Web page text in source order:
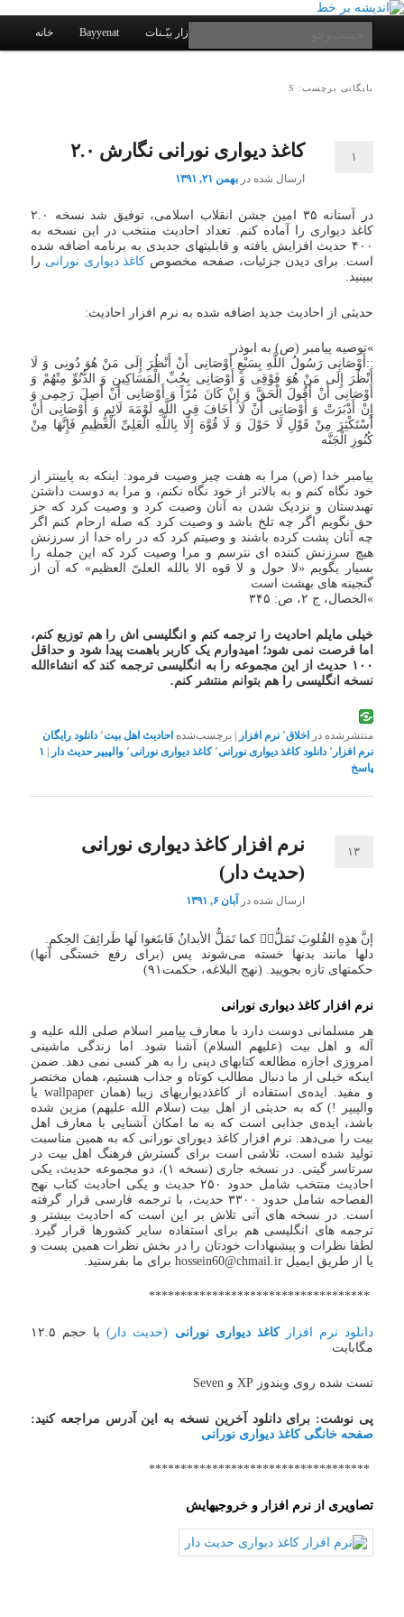
پرش
اصلی
پرش
ثانویه
اندیشه بر خط
یادداشتهای یک معلم در باب زندگی، اخلاق، اخبار، علم و سیاست
فهرست
خانه Bayyenat نرم افزار بیّـنات
بایگانی برچسب: S
کاغذ دیواری نورانی نگارش ۲.۰
ارسال شده دربهمن ۲۱, ۱۳۹۱
۱
در آستانه ۳۵ امین جشن انقلاب اسلامی، توفیق شد نسخه ۲.۰
کاغذ دیواری را آماده کنم. تعداد احادیث منتخب در این نسخه به
۴۰۰ حدیث افزایش یافته و قابلیتهای جدیدی به برنامه اضافه شده
است. برای دیدن جزئیات، صفحه مخصوص کاغذ دیواری نورانی را
ببینید.
حدیثی از احادیث جدید اضافه شده به نرم افزار احادیث:
»توصیه پیامبر (ص) به ابوذر
::أَوْصَانِی رَسُولُ اللَّهِ بِسَبْعٍ أَوْصَانِی أَنْ أَنْظُرَ إِلَى مَنْ هُوَ دُونِی وَ لَا
أَنْظُرَ إِلَى مَنْ هُوَ فَوْقِی وَ أَوْصَانِی بِحُبِّ الْمَسَاکِینِ وَ الدُّنُوِّ مِنْهُمْ وَ
أَوْصَانِی أَنْ أَقُولَ الْحَقَّ وَ إِنْ کَانَ مُرّاً وَ أَوْصَانِی أَنْ أَصِلَ رَحِمِی وَ
إِنْ أَدْبَرَتْ وَ أَوْصَانِی أَنْ لَا أَخَافَ فِی اللَّهِ لَوْمَهَ لَائِمٍ وَ أَوْصَانِی أَنْ
أَسْتَکْثِرَ مِنْ قَوْلِ لَا حَوْلَ وَ لَا قُوَّهَ إِلَّا بِاللَّهِ الْعَلِیِّ الْعَظِیمِ فَإِنَّهَا مِنْ
کُنُوزِ الْجَنَّه
پیامبر خدا (ص) مرا به هفت چیز وصیت فرمود: اینکه به پایین‏تر از
خود نگاه کنم و به بالاتر از خود نگاه نکنم، و مرا به دوست داشتن
تهى‏دستان و نزدیک شدن به آنان وصیت کرد و وصیت کرد که جز
حق نگویم اگر چه تلخ باشد و وصیت کرد که صله ارحام کنم اگر
چه آنان پشت کرده باشند و وصیتم کرد که در راه خدا از سرزنش
هیچ سرزنش‏ کننده ‏اى نترسم و مرا وصیت کرد که این جمله را
بسیار بگویم «لا حول و لا قوه الا بالله العلیّ العظیم» که آن از
گنجینه ‏هاى بهشت است‏
»الخصال، ج‏ ۲، ص: ۳۴۵
خیلی مایلم احادیث را ترجمه کنم و انگلیسی اش را هم توزیع کنم،
اما فرصت نمی شود؛ امیدوارم یک کاربر باهمت پیدا شود و حداقل
۱۰۰ حدیث از این مجموعه
رابه انگلیسی ترجمه کند که انشاءالله
نسخه انگلیسی را هم بتوانم منتشر کنم.
منتشرشده در اخلاق٬ نرم افزار |برچسب‌شده احادیث اهل بیت٬ دانلود رایگان
نرم افزار ٬ دانلود کاغذ دیواری نورانی٬ کاغذ دیواری نورانی٬ والپیپر حدیث دار | ۱
پاسخ
نرم افزار کاغذ دیواری نورانی
(حدیث دار)
ارسال شده در آبان ۶, ۱۳۹۱
۱۳
إن‎‏َّ هذِِهِ القُلوبَ تَمَلُّ‏‏‎ُّ کما تَمَلُّ الأبدانُ فَابتَغوا لَها طَرائِفَ الحِکمِ.
دلها مانند بدنها خسته می‌شوند پس (برای رفع خستگی آنها)
حکمتهای تازه بجویید. (نهج البلاغه، حکمت۹۱)
نرم افزارکاغذ دیواری نورانی
هر مسلمانی دوست دارد با معارف پیامبر اسلام صلی الله علیه و
آله و اهل بیت (علیهم السلام) آشنا شود. اما زندگی ماشینی
امروزی اجازه مطالعه کتابهای دینی را به هر کسی نمی دهد. ضمن
اینکه خیلی از ما دنبال مطالب کوتاه و جذاب هستیم، همان مختصر
و مفید. ایده‌ی استفاده از کاغذدیواریهای زیبا (همان wallpaper یا
والپیپر !) که به حدیثی از اهل بیت (سلام الله علیهم) مزین شده
باشد، ایده‌ی جذابی است که به ما امکان آشنایی با معارف اهل
بیت را می‌دهد. نرم افزار کاغذ دیورای نورانی که به همین مناسبت
تولید شده است، تلاشی است برای گسترش فرهنگ اهل بیت در
سرتاسر گیتی. در نسخه جاری (نسخه ۱)، دو مجموعه حدیث، یکی
احادیث منتخب شامل حدود ۲۵۰ حدیث و یکی احادیث کتاب نهج
الفصاحه شامل حدود ۳۳۰۰ حدیث، با ترجمه فارسی قرار گرفته
است. در نسخه های آتی تلاش بر این است که احادیث بیشتر و
ترجمه های انگلیسی هم برای استفاده سایر کشورها قرار گیرد.
لطفا نظرات و پیشنهادات خودتان را در بخش نظرات همین پست و
یا از طریق ایمیل hossein60@chmail.ir برای ما بفرستید.
***********************************
دانلود نرم افزارکاغذ دیواری نورانی (حدیث دار)
با حجم ۱۲.۵
مگابایت
تست شده روی ویندوز XP و Seven
پی نوشت: برای دانلود آخرین نسخه به این آدرس مراجعه کنید:
صفحه خانگی کاغذ دیواری نورانی
***********************************
تصاویری از نرم افزار و خروجیهایش